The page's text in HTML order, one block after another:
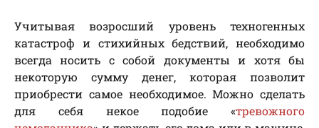
Учитывая возросший уровень техногенных
катастроф и стихийных бедствий, необходимо
всегда носить с собой документы и хотя бы
некоторую сумму денег, которая позволит
приобрести самое необходимое. Можно сделать
для себя некое подобие «тревожного